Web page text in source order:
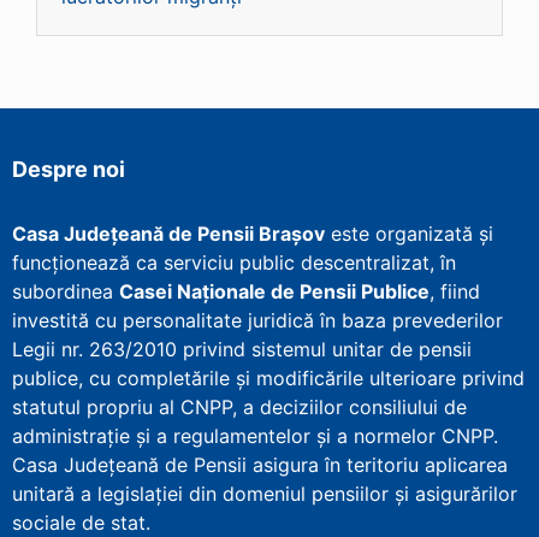
Despre noi
Casa Județeană de Pensii Brașov este organizată și
funcționează ca serviciu public descentralizat, în
subordinea Casei Naționale de Pensii Publice, fiind
investită cu personalitate juridică în baza prevederilor
Legii nr. 263/2010 privind sistemul unitar de pensii
publice, cu completările și modificările ulterioare privind
statutul propriu al CNPP, a deciziilor consiliului de
administrație și a regulamentelor și a normelor CNPP.
Casa Județeană de Pensii asigura în teritoriu aplicarea
unitară a legislației din domeniul pensiilor și asigurărilor
sociale de stat.